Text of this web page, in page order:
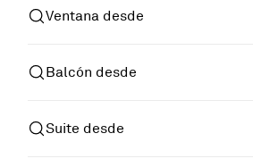
Ventana desde
Balcón desde
Suite desde